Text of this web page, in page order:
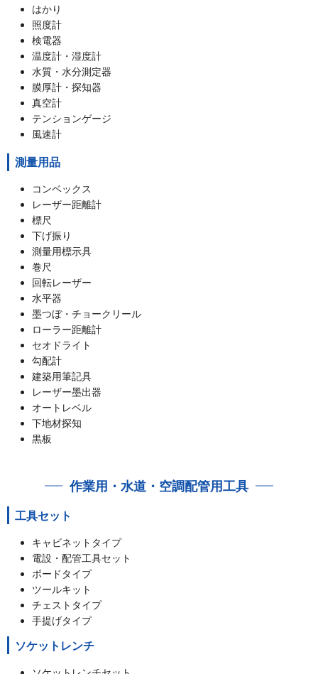
はかり
照度計
検電器
温度計・湿度計
水質・水分測定器
膜厚計・探知器
真空計
テンションゲージ
風速計
測量用品
コンベックス
レーザー距離計
標尺
下げ振り
測量用標示具
巻尺
回転レーザー
水平器
墨つぼ・チョークリール
ローラー距離計
セオドライト
勾配計
建築用筆記具
レーザー墨出器
オートレベル
下地材探知
黒板
作業用・水道・空調配管用工具
工具セット
キャビネットタイプ
電設・配管工具セット
ボードタイプ
ツールキット
チェストタイプ
手提げタイプ
ソケットレンチ